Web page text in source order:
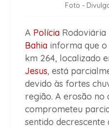
Foto -
A Polícia Rodoviária
Bahia informa que o
km 264, localizado
Jesus, está
devido às fortes
região. A erosão no
comprometeu
sentido decrescente